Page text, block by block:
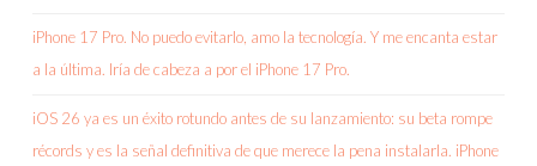
iPhone 17 Pro. No puedo evitarlo, amo la tecnología. Y me encanta estar
a la última. Iría de cabeza a por el iPhone 17 Pro.
iOS 26 ya es un éxito rotundo antes de su lanzamiento: su beta rompe
récords y es la señal definitiva de que merece la pena instalarla. iPhone